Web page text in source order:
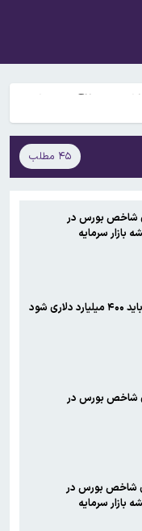
آخرین قیمت طلا و سکه ۱۹ مردادماه ۱۴۰۵+جدول قیمت هرگرم طلا ۱۸
رکورد ۱۵ ساله آیفون شکسته می‌شود؟ / آیفون ۱۷ متفاوت‌ترین جایگاه را
شروع شد/فاش
چپ اسلام گرا
۴۵ مطلب
واحدی شاخص بورس در
بازار سرمایه
شود
شاخص بورس در
شاخص بورس در
بازار سرمایه